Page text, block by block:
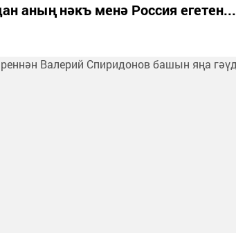
аның нәкъ менә Россия егетен...